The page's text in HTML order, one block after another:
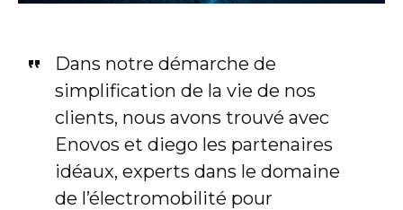
Dans notre démarche de
simplification de la vie de nos
clients, nous avons trouvé avec
Enovos et diego les partenaires
idéaux, experts dans le domaine
de l’électromobilité pour